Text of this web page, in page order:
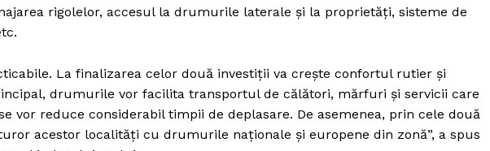
rigolelor, accesul la drumurile laterale și la proprietăți, sisteme de
La finalizarea celor două investiții va crește confortul rutier și
drumurile vor facilita transportul de călători, mărfuri și servicii care
vor reduce considerabil timpii de deplasare. De asemenea, prin cele două
acestor localități cu drumurile naționale și europene din zonă”, a spus